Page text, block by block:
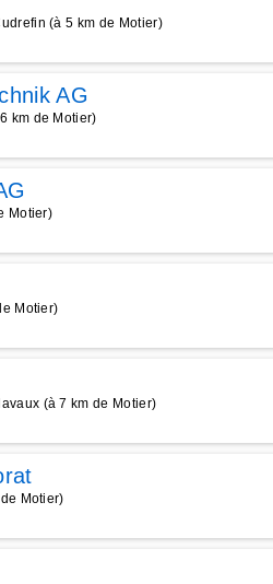
(à 5 km de Motier)
AG
km de Motier)
Motier)
Motier)
(à 7 km de Motier)
Motier)